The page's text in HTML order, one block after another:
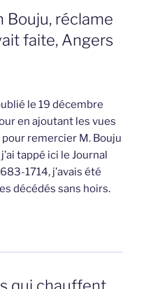
Bouju, réclame
faite, Angers
le 19 décembre
en ajoutant les vues
remercier M. Bouju
tappé ici le Journal
1714, j’avais été
décédés sans hoirs.